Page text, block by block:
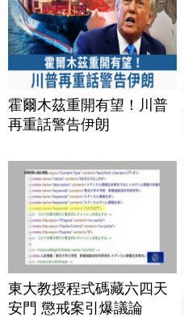
霍爾木茲重開有望！川普
再重話警告伊朗
東大教授程式碼藏六四天
安門 懲戒案引爆議論